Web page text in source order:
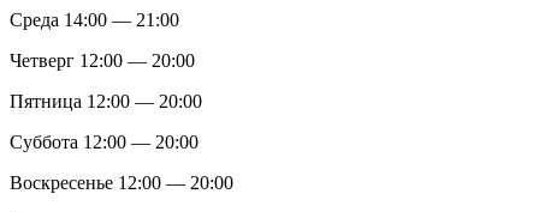
Среда 14:00 — 21:00
Четверг 12:00 — 20:00
Пятница 12:00 — 20:00
Суббота 12:00 — 20:00
Воскресенье 12:00 — 20:00